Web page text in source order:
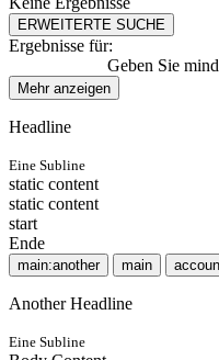
ERWEITERTE SUCHE
Ergebnisse für:
Geben Sie
Mehr anzeigen
Headline
Eine Subline
static content
static content
start
Ende
main:another main
Another Headline
Eine Subline